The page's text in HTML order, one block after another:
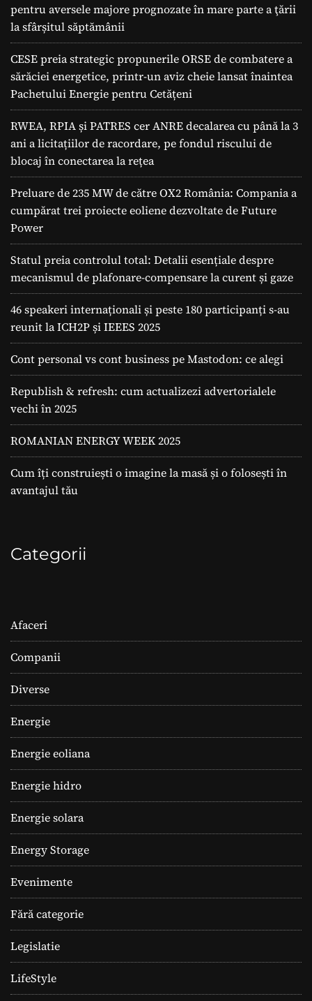
pentru aversele majore prognozate în mare parte a ţării
la sfârșitul săptămânii
CESE preia strategic propunerile ORSE de combatere a
sărăciei energetice, printr-un aviz cheie lansat înaintea
Pachetului Energie pentru Cetățeni
RWEA, RPIA și PATRES cer ANRE decalarea cu până la 3
ani a licitațiilor de racordare, pe fondul riscului de
blocaj în conectarea la rețea
Preluare de 235 MW de către OX2 România: Compania a
cumpărat trei proiecte eoliene dezvoltate de Future
Power
Statul preia controlul total: Detalii esențiale despre
mecanismul de plafonare-compensare la curent și gaze
46 speakeri internaționali și peste 180 participanți s-au
reunit la ICH2P și IEEES 2025
Cont personal vs cont business pe Mastodon: ce alegi
Republish & refresh: cum actualizezi advertorialele
vechi în 2025
ROMANIAN ENERGY WEEK 2025
Cum îți construiești o imagine la masă și o folosești în
avantajul tău
Categorii
Afaceri
Companii
Diverse
Energie
Energie eoliana
Energie hidro
Energie solara
Energy Storage
Evenimente
Fără categorie
Legislatie
LifeStyle